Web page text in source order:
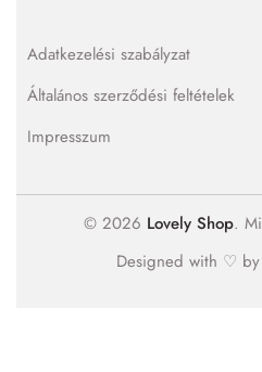
Adatkezelési szabályzat
Általános szerződési feltételek
Impresszum
© 2026 Lovely Shop.
Designed with ♡ by